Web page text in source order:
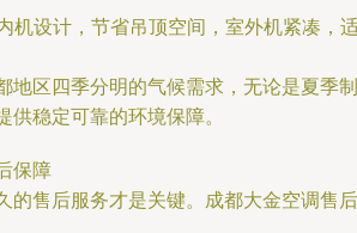
机设计，节省吊顶空间，室外机紧凑，
地区四季分明的气候需求，无论是夏季制
供稳定可靠的环境保障。
保障
的售后服务才是关键。成都大金空调售后